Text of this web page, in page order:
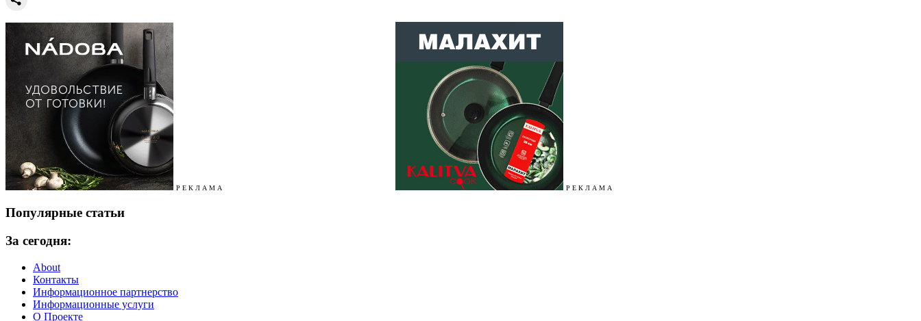
Р Е К Л А М А Р Е К Л А М А
Популярные статьи
За сегодня:
About
Контакты
Информационное партнерство
Информационные услуги
О Проекте